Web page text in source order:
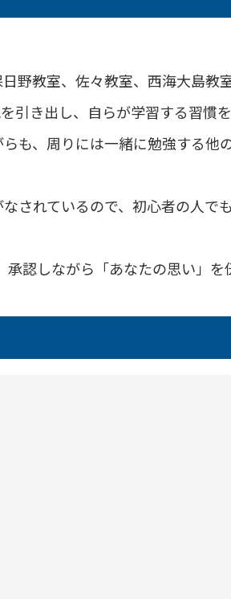
野教室、佐々教室、西海大島教
引き出し、自らが学習する習慣
も、周りには一緒に勉強する
されているので、初心者の人で
認しながら「あなたの思い」